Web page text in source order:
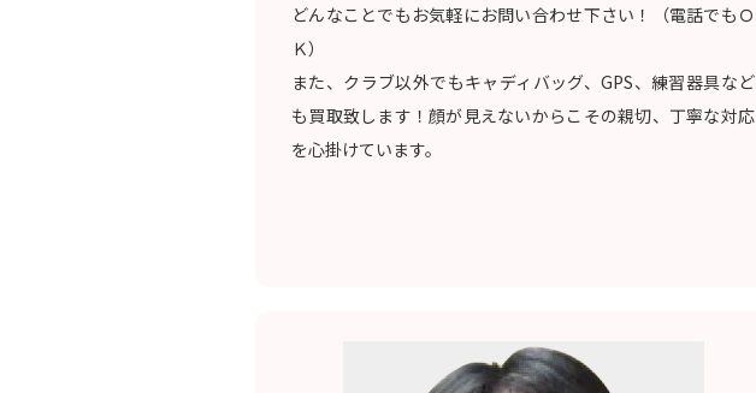
どんなことでもお気軽にお問い合わせ下さい！（電話でもＯ
Ｋ）
また、クラブ以外でもキャディバッグ、GPS、練習器具など
も買取致します！顔が見えないからこその親切、丁寧な対応
を心掛けています。